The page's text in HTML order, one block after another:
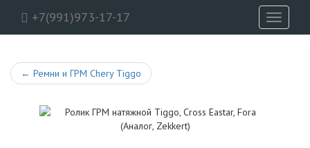
+7(991)973-17-17
Toggle
← Ремни и ГРМ Chery Tiggo